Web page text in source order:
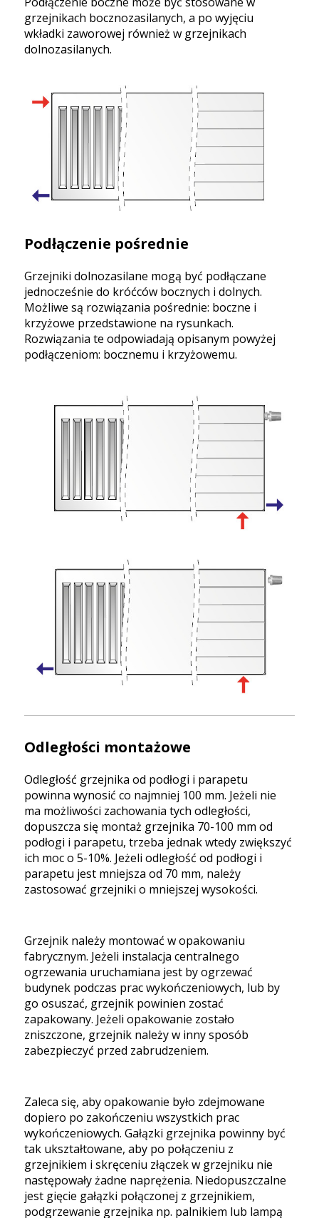
grzejnikach bocznozasilanych, a po wyjęciu
wkładki zaworowej również w grzejnikach
dolnozasilanych.
Podłączenie pośrednie
Grzejniki dolnozasilane mogą być podłączane
jednocześnie do króćców bocznych i dolnych.
Możliwe są rozwiązania pośrednie: boczne i
krzyżowe przedstawione na rysunkach.
Rozwiązania te odpowiadają opisanym powyżej
podłączeniom: bocznemu i krzyżowemu.
Odległości montażowe
Odległość grzejnika od podłogi i parapetu
powinna wynosić co najmniej 100 mm. Jeżeli nie
ma możliwości zachowania tych odległości,
dopuszcza się montaż grzejnika 70-100 mm od
podłogi i parapetu, trzeba jednak wtedy zwiększyć
ich moc o 5-10%. Jeżeli odległość od podłogi i
parapetu jest mniejsza od 70 mm, należy
zastosować grzejniki o mniejszej wysokości.
Grzejnik należy montować w opakowaniu
fabrycznym. Jeżeli instalacja centralnego
ogrzewania uruchamiana jest by ogrzewać
budynek podczas prac wykończeniowych, lub by
go osuszać, grzejnik powinien zostać
zapakowany. Jeżeli opakowanie zostało
zniszczone, grzejnik należy w inny sposób
zabezpieczyć przed zabrudzeniem.
Zaleca się, aby opakowanie było zdejmowane
dopiero po zakończeniu wszystkich prac
wykończeniowych. Gałązki grzejnika powinny być
tak ukształtowane, aby po połączeniu z
grzejnikiem i skręceniu złączek w grzejniku nie
następowały żadne naprężenia. Niedopuszczalne
jest gięcie gałązki połączonej z grzejnikiem,
podgrzewanie grzejnika np. palnikiem lub lampą